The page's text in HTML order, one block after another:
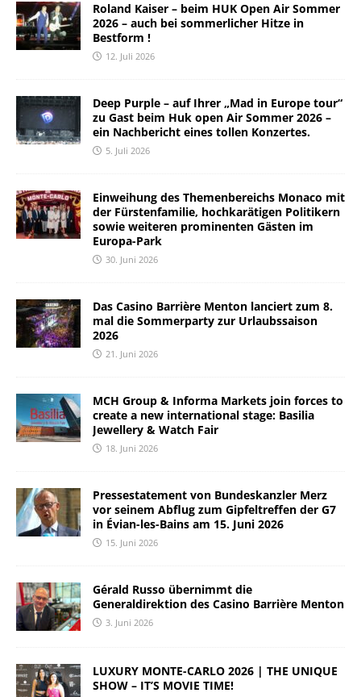
Roland Kaiser – beim HUK Open Air Sommer
2026 – auch bei sommerlicher Hitze in
Bestform !
12. Juli 2026
Deep Purple – auf Ihrer „Mad in Europe tour“
zu Gast beim Huk open Air Sommer 2026 –
ein Nachbericht eines tollen Konzertes.
5. Juli 2026
Einweihung des Themenbereichs Monaco mit
der Fürstenfamilie, hochkarätigen Politikern
sowie weiteren prominenten Gästen im
Europa-Park
30. Juni 2026
Das Casino Barrière Menton lanciert zum 8.
mal die Sommerparty zur Urlaubssaison
2026
21. Juni 2026
MCH Group & Informa Markets join forces to
create a new international stage: Basilia
Jewellery & Watch Fair
18. Juni 2026
Pressestatement von Bundeskanzler Merz
vor seinem Abflug zum Gipfeltreffen der G7
in Évian-les-Bains am 15. Juni 2026
15. Juni 2026
Gérald Russo übernimmt die
Generaldirektion des Casino Barrière Menton
3. Juni 2026
LUXURY MONTE-CARLO 2026 | THE UNIQUE
SHOW – IT’S MOVIE TIME!